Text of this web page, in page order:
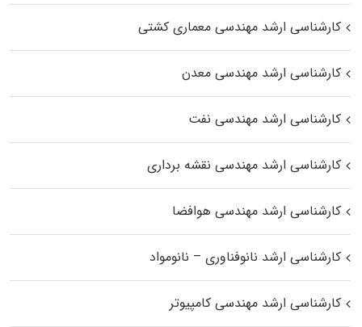
کارشناسی ارشد مهندسی معماری کشتی
کارشناسی ارشد مهندسی معدن
کارشناسی ارشد مهندسی نفت
کارشناسی ارشد مهندسی نقشه برداری
کارشناسی ارشد مهندسی هوافضا
کارشناسی ارشد نانوفناوری – نانومواد
کارشناسی ارشد مهندسی کامپیوتر